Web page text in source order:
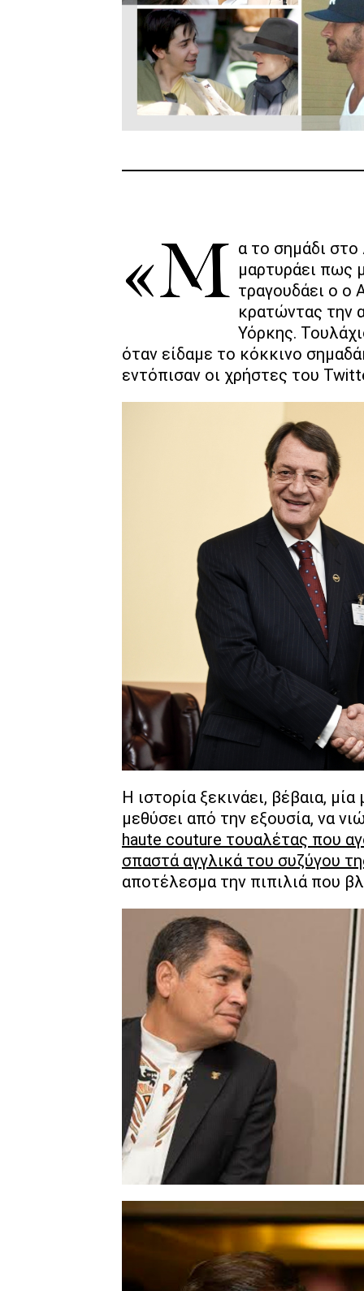
«Μα το σημάδι στο λαιμό μου από τα φιλιά σου, θα μαρτυράει πως
τραγουδάει ο ο
κρατώντας την
Υόρκης.
όταν είδαμε το κόκκινο
εντόπισαν οι χρήστες του
Η ιστορία ξεκινάει, βέβαια,
μεθύσει από την εξουσία, να
haute couture τουαλέτας που
σπαστά αγγλικά του συζύγου
αποτέλεσμα την πιπιλιά που